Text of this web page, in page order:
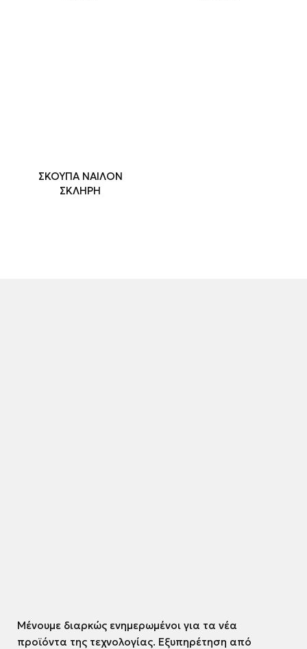
ΣΚΟΥΠΑ ΝΑΙΛΟΝ
ΣΚΛΗΡΗ
Μένουμε διαρκώς ενημερωμένοι για τα νέα
προϊόντα της τεχνολογίας. Εξυπηρέτηση από